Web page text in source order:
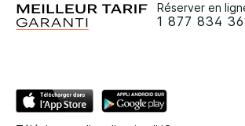
Réserver en
1 877 834